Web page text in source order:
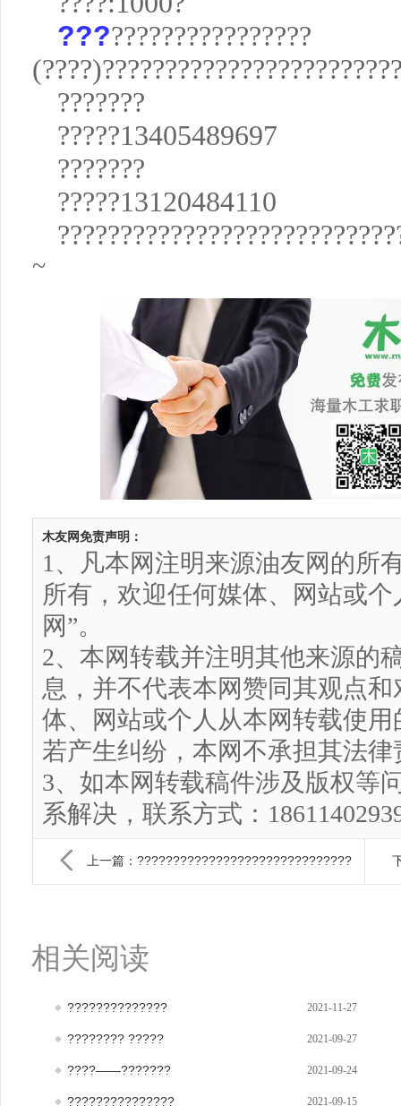
???????????????????
???????
?????13405489697
???????
?????13120484110
~
木友网免责声明：
1、凡本网注明来源油友网的所
所有，欢迎任何媒体、网站或
网”。
2、本网转载并注明其他来源的
息，并不代表本网赞同其观点
体、网站或个人从本网转载使
若产生纠纷，本网不承担其法律
3、如本网转载稿件涉及版权等
系解决，联系方式：
上一篇：??????????????????????????????
相关阅读
?????????????? 2021-11-27
???????? ????? 2021-09-27
????——??????? 2021-09-24
??????????????? 2021-09-15